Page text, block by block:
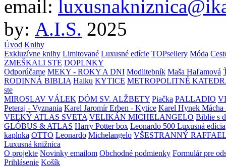
email:
by: A.I.S. 2025
Úvod Knihy
Exkluzívne knihy Limitované Luxusné edície TOPsellery Móda
ZMEŠKALI STE DOPLNKY
Odporúčame MEKY - ROKY A DNI Modlitebník Maša Haľamová
RODINNÁ BIBLIA Haiku KYTICE METROPOLITNÉ
ste
MIROSLAV VÁLEK DÓM SV. ALŽBETY Piačka PALLADIO
Peteraj - Vyznania Karel Jaromír Erben - Kytice Karel Hynek Mácha
VEĽKÝ ATLAS SVETA VELIKÁN MICHELANGELO Biblie s
GLÓBUS & ATLAS Harry Potter box Leonardo 500 Luxusná edícia
kaplnka OTTO Leonardo Michelangelo VŠESTRANNÝ
Luxusná knižnica
O projekte Novinky emailom Obchodné podmienky Formulár pre
Prihlásenie Košík